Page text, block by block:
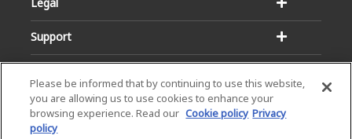
Legal
Support
Please be informed that by continuing to use this website,
you are allowing us to use cookies to enhance your
browsing experience. Read our Cookie policy Privacy
policy